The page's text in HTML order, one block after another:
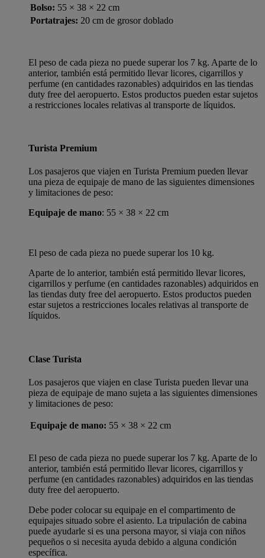
Bolso: 55 × 38 × 22 cm
Portatrajes: 20 cm de grosor doblado
El peso de cada pieza no puede superar los 7 kg. Aparte de lo
anterior, también está permitido llevar licores, cigarrillos y
perfume (en cantidades razonables) adquiridos en las tiendas
duty free del aeropuerto. Estos productos pueden estar sujetos
a restricciones locales relativas al transporte de líquidos.
Turista Premium
Los pasajeros que viajen en Turista Premium pueden llevar
una pieza de equipaje de mano de las siguientes dimensiones
y limitaciones de peso:
Equipaje de mano: 55 × 38 × 22 cm
El peso de cada pieza no puede superar los 10 kg.
Aparte de lo anterior, también está permitido llevar licores,
cigarrillos y perfume (en cantidades razonables) adquiridos en
las tiendas duty free del aeropuerto. Estos productos pueden
estar sujetos a restricciones locales relativas al transporte de
líquidos.
Clase Turista
Los pasajeros que viajen en clase Turista pueden llevar una
pieza de equipaje de mano sujeta a las siguientes dimensiones
y limitaciones de peso:
Equipaje de mano: 55 × 38 × 22 cm
El peso de cada pieza no puede superar los 7 kg. Aparte de lo
anterior, también está permitido llevar licores, cigarrillos y
perfume (en cantidades razonables) adquiridos en las tiendas
duty free del aeropuerto.
Debe poder colocar su equipaje en el compartimento de
equipajes situado sobre el asiento. La tripulación de cabina
puede ayudarle si es una persona mayor, si viaja con niños
pequeños o si necesita ayuda debido a alguna condición
específica.